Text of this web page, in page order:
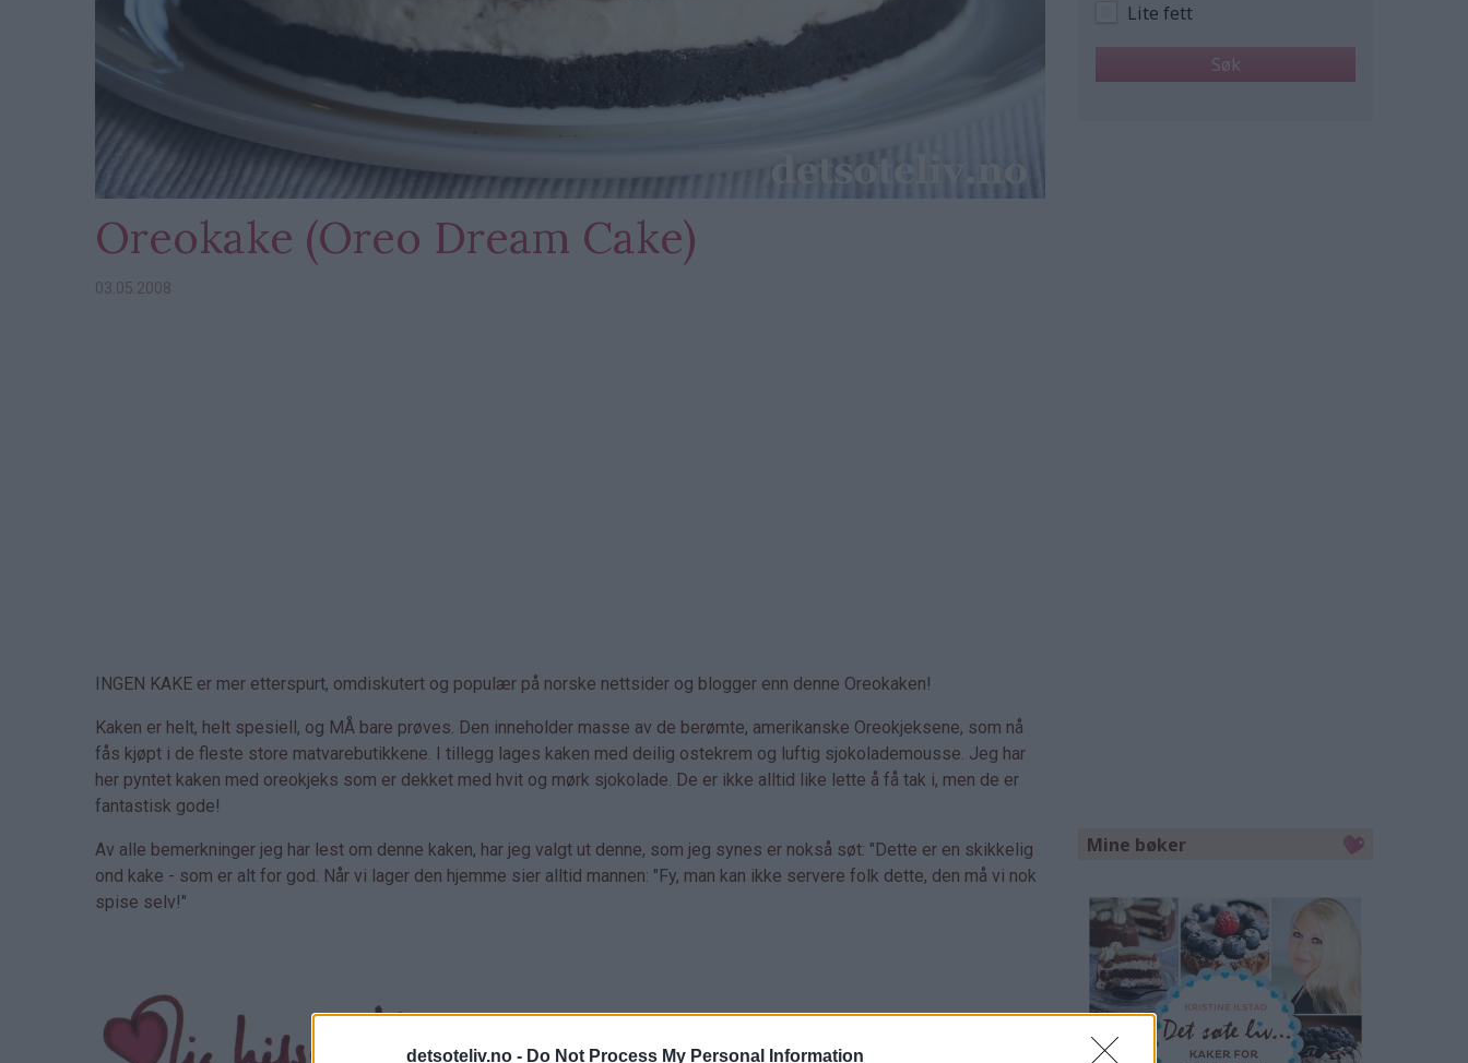
detsoteliv.no - Do Not Process My Personal Information
Oreokake (Oreo Dream Cake)
03.05.2008
INGEN KAKE er mer etterspurt, omdiskutert og populær på norske nettsider og blogger enn denne Oreokaken!
Kaken er helt, helt spesiell, og MÅ bare prøves. Den inneholder masse av de berømte, amerikanske Oreokjeksene, som nå
fås kjøpt i de fleste store matvarebutikkene. I tillegg lages kaken med deilig ostekrem og luftig sjokolademousse. Jeg har
her pyntet kaken med oreokjeks som er dekket med hvit og mørk sjokolade. De er ikke alltid like lette å få tak i, men de er
fantastisk gode!
Av alle bemerkninger jeg har lest om denne kaken, har jeg valgt ut denne, som jeg synes er nokså søt: "Dette er en skikkelig
ond kake - som er alt for god. Når vi lager den hjemme sier alltid mannen: "Fy, man kan ikke servere folk dette, den må vi nok
spise selv!"
Lite fett
Mine bøker